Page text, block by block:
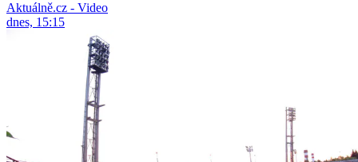
Aktuálně.cz - Video
dnes, 15:15